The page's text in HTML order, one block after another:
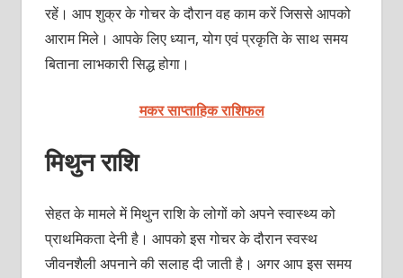
रहें। आप शुक्र के गोचर के दौरान वह काम करें जिससे आपको
आराम मिले। आपके लिए ध्‍यान, योग एवं प्रकृति के साथ समय
बिताना लाभकारी सिद्ध होगा।
मकर साप्ताहिक राशिफल
मिथुन राशि
सेहत के मामले में मिथुन राशि के लोगों को अपने स्‍वास्‍थ्‍य को
प्राथमिकता देनी है। आपको इस गोचर के दौरान स्‍वस्‍थ
जीवनशैली अपनाने की सलाह दी जाती है। अगर आप इस समय